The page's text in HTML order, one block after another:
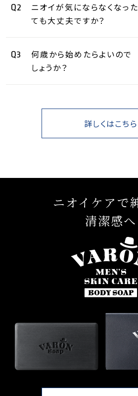
Q2
ニオイが気にならなくなっ
ても大丈夫ですか？
Q3
何歳から始めたらよいので
しょうか？
詳しくはこちら
ニオイケアで
清潔感へ